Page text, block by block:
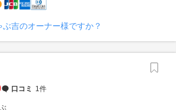
ぶ吉のオーナー様ですか？
口コミ 1件